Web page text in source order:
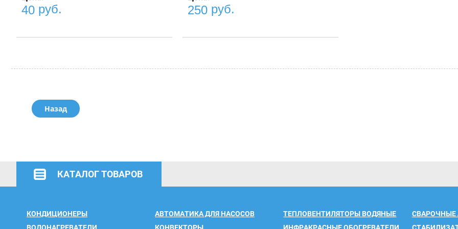
40 руб. 250 руб.
Назад
КАТАЛОГ ТОВАРОВ
КОНДИЦИОНЕРЫ
АВТОМАТИКА ДЛЯ НАСОСОВ
ТЕПЛОВЕНТИЛЯТОРЫ ВОДЯНЫЕ
СВАРОЧНЫЕ